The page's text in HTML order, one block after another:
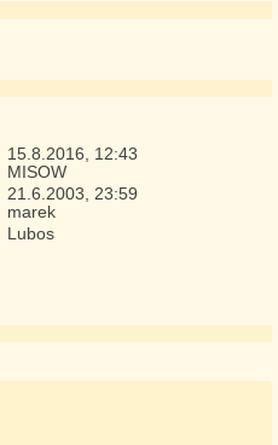
15.8.2016, 12:43
MISOW
21.6.2003, 23:59
marek
Lubos